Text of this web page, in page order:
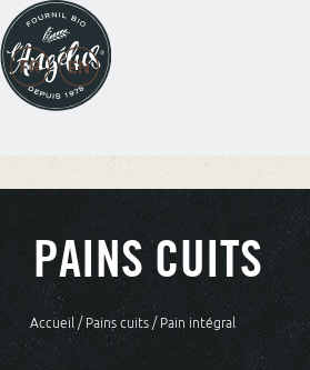
PAINS CUITS
Accueil / Pains cuits / Pain intégral
Panneau de gestion des cookies